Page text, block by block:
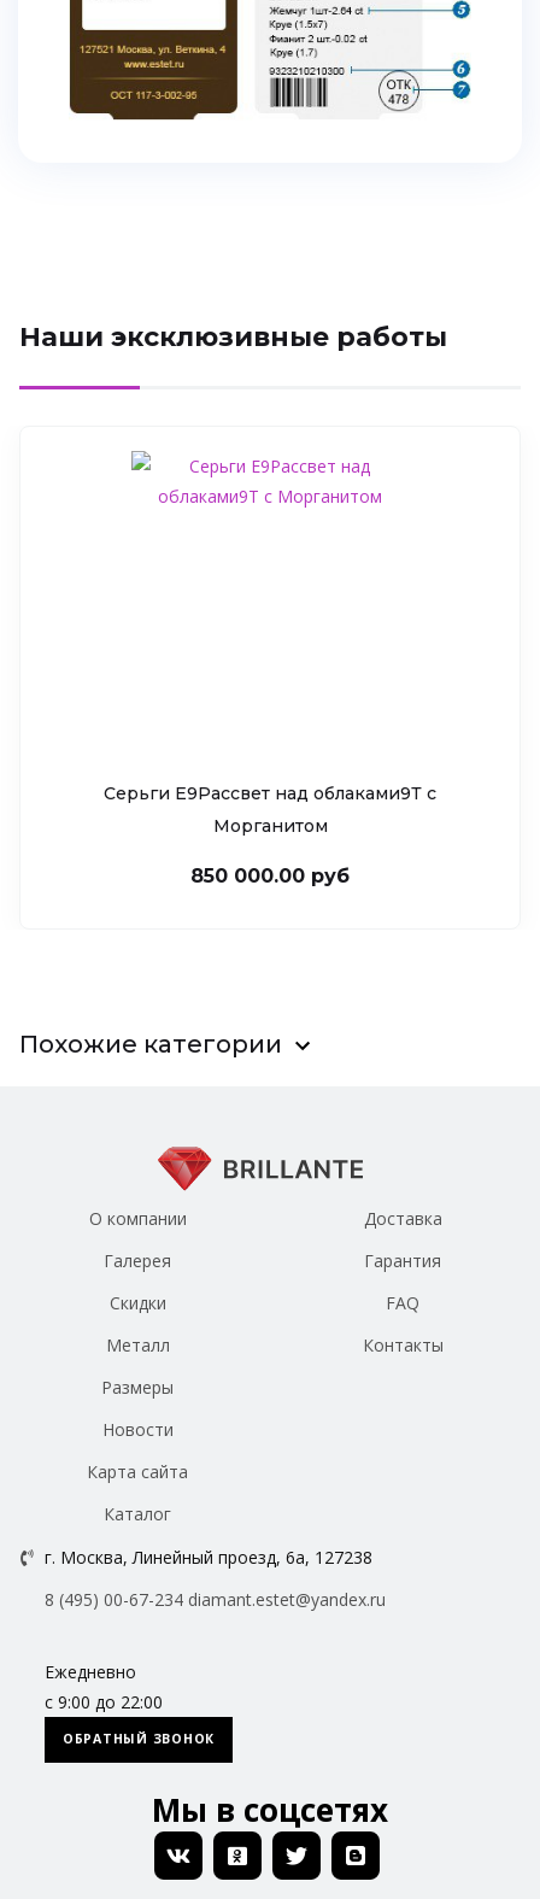
Наши эксклюзивные работы
Серьги Е9Рассвет над облаками9Т c
Морганитом
850 000.00 руб
Похожие категории
О компании
Галерея
Скидки
Металл
Размеры
Новости
Доставка
Гарантия
FAQ
Контакты
Карта сайта
Каталог
г. Москва, Линейный проезд, 6а, 127238
8 (495) 00-67-234 diamant.estet@yandex.ru
Ежедневно
с 9:00 до 22:00
ОБРАТНЫЙ ЗВОНОК
Мы в соцсетях